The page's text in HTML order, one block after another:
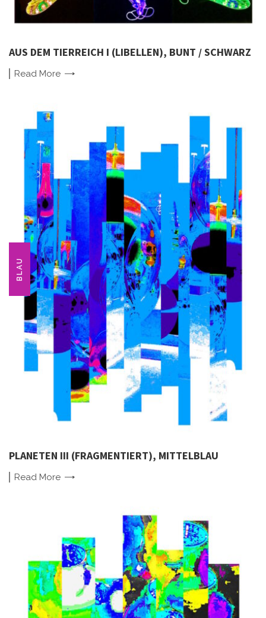
AUS DEM TIERREICH I (LIBELLEN), BUNT / SCHWARZ
Read More
BLAU
PLANETEN III (FRAGMENTIERT), MITTELBLAU
Read More